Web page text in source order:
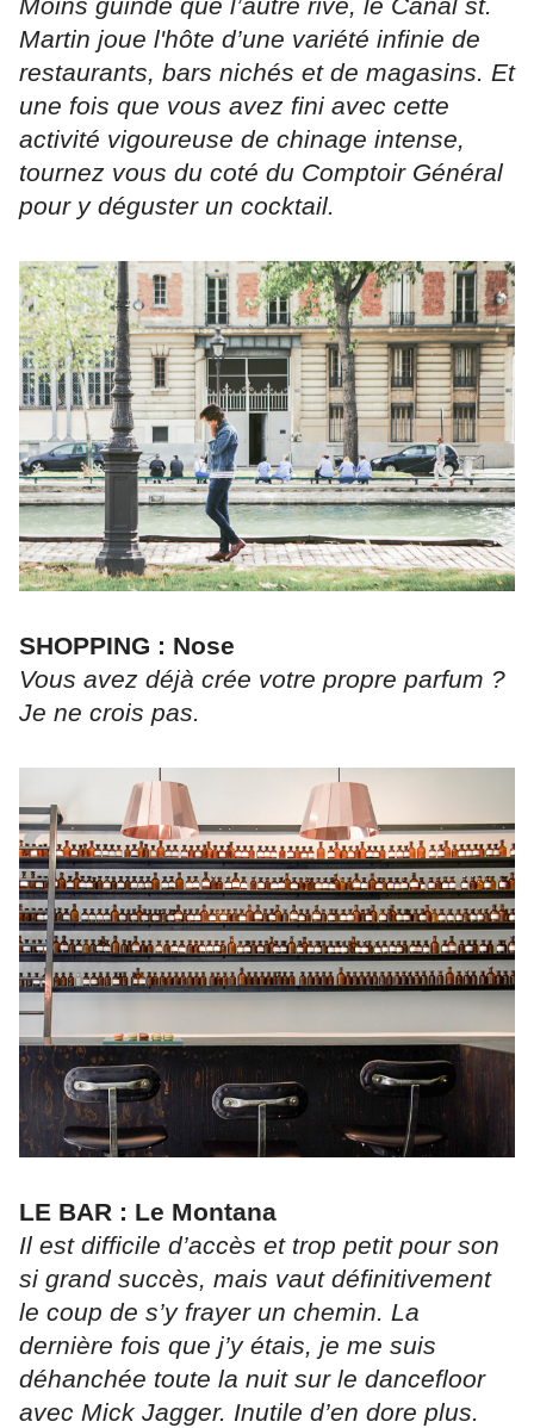
Martin joue l'hôte d’une variété infinie de
restaurants, bars nichés et de magasins. Et
une fois que vous avez fini avec cette
activité vigoureuse de chinage intense,
tournez vous du coté du Comptoir Général
pour y déguster un cocktail.
SHOPPING : Nose
Vous avez déjà crée votre propre parfum ?
Je ne crois pas.
LE BAR : Le Montana
Il est difficile d’accès et trop petit pour son
si grand succès, mais vaut définitivement
le coup de s’y frayer un chemin. La
dernière fois que j’y étais, je me suis
déhanchée toute la nuit sur le dancefloor
avec Mick Jagger. Inutile d’en dore plus.